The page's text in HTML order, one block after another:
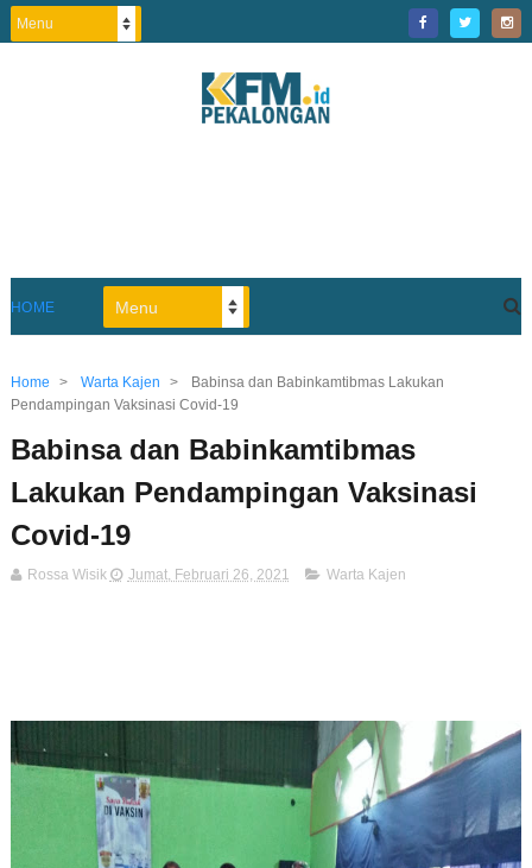
HOME
Home > Warta Kajen >
Babinsa dan Babinkamtibmas Lakukan
Pendampingan Vaksinasi Covid-19
Babinsa dan Babinkamtibmas
Lakukan Pendampingan Vaksinasi
Covid-19
Rossa Wisik Jumat, Februari 26, 2021 Warta Kajen